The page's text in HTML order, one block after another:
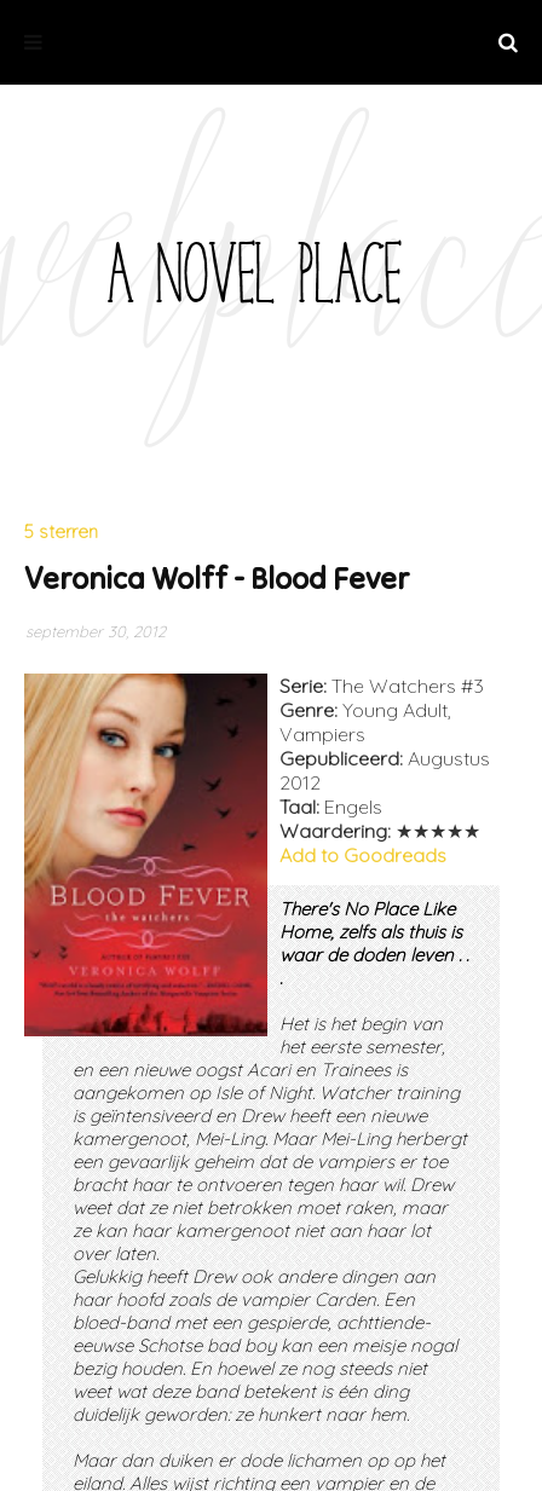
5 sterren
Veronica Wolff - Blood Fever
september 30, 2012
Serie: The Watchers #3
Genre: Young Adult,
Vampiers
Gepubliceerd: Augustus
2012
Taal: Engels
Waardering: ★★★★★
Add to Goodreads
There's No Place Like
Home, zelfs als thuis is
waar de doden leven . .
.
Het is het begin van
het eerste semester,
en een nieuwe oogst Acari en Trainees is
aangekomen op Isle of Night. Watcher training
is geïntensiveerd en Drew heeft een nieuwe
kamergenoot, Mei-Ling. Maar Mei-Ling herbergt
een gevaarlijk geheim dat de vampiers er toe
bracht haar te ontvoeren tegen haar wil. Drew
weet dat ze niet betrokken moet raken, maar
ze kan haar kamergenoot niet aan haar lot
over laten.
Gelukkig heeft Drew ook andere dingen aan
haar hoofd zoals de vampier Carden. Een
bloed-band met een gespierde, achttiende-
eeuwse Schotse bad boy kan een meisje nogal
bezig houden. En hoewel ze nog steeds niet
weet wat deze band betekent is één ding
duidelijk geworden: ze hunkert naar hem.
Maar dan duiken er dode lichamen op op het
eiland. Alles wijst richting een vampier en de